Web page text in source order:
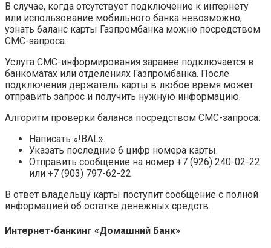
В случае, когда отсутствует подключение к интернету
или использование мобильного банка невозможно,
узнать баланс карты Газпромбанка можно посредством
СМС-запроса.
Услуга СМС-информирования заранее подключается в
банкоматах или отделениях Газпромбанка. После
подключения держатель карты в любое время может
отправить запрос и получить нужную информацию.
Алгоритм проверки баланса посредством СМС-запроса:
Написать «!BAL».
Указать последние 6 цифр номера карты.
Отправить сообщение на номер +7 (926) 240-02-22
или +7 (903) 797-62-22.
В ответ владельцу карты поступит сообщение с полной
информацией об остатке денежных средств.
Интернет-банкинг «Домашний Банк»